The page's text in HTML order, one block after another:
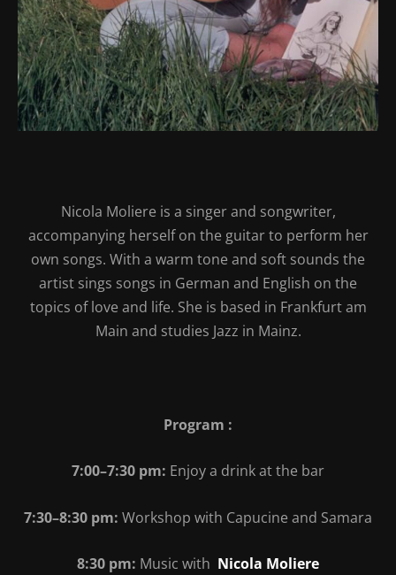
Nicola Moliere is a singer and songwriter,
accompanying herself on the guitar to perform her
own songs. With a warm tone and soft sounds the
artist sings songs in German and English on the
topics of love and life. She is based in Frankfurt am
Main and studies Jazz in Mainz.
Program :
7:00–7:30 pm: Enjoy a drink at the bar
7:30–8:30 pm: Workshop with Capucine and Samara
8:30 pm: Music with Nicola Moliere